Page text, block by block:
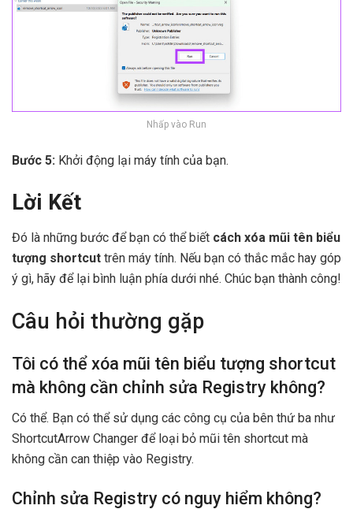
Nhấp vào Run
Bước 5: Khởi động lại máy tính của bạn.
Lời Kết
Đó là những bước để bạn có thể biết cách xóa mũi tên biểu
tượng shortcut trên máy tính. Nếu bạn có thắc mắc hay góp
ý gì, hãy để lại bình luận phía dưới nhé. Chúc bạn thành công!
Câu hỏi thường gặp
Tôi có thể xóa mũi tên biểu tượng shortcut
mà không cần chỉnh sửa Registry không?
Có thể. Bạn có thể sử dụng các công cụ của bên thứ ba như
ShortcutArrow Changer để loại bỏ mũi tên shortcut mà
không cần can thiệp vào Registry.
Chỉnh sửa Registry có nguy hiểm không?